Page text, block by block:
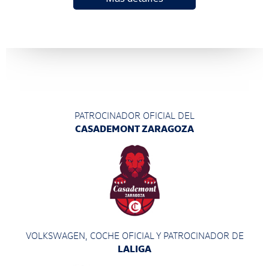
PATROCINADOR OFICIAL DEL
CASADEMONT ZARAGOZA
VOLKSWAGEN, COCHE OFICIAL Y PATROCINADOR DE
LALIGA